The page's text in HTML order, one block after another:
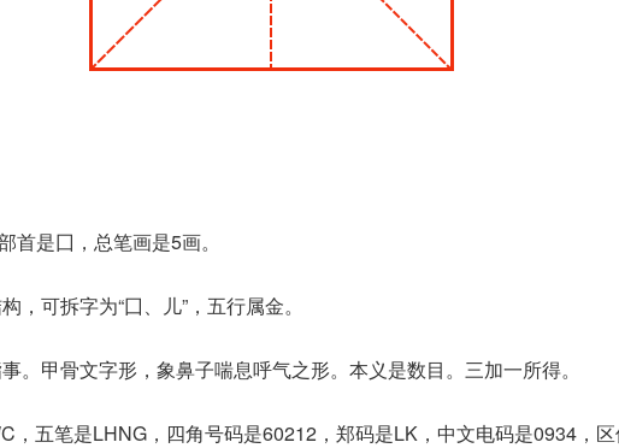
首是囗，总笔画是5画。
，可拆字为“囗、儿”，五行属金。
事。甲骨文字形，象鼻子喘息呼气之形。本义是数目。三加一所得。
，五笔是LHNG，四角号码是60212，郑码是LK，中文电码是0934，